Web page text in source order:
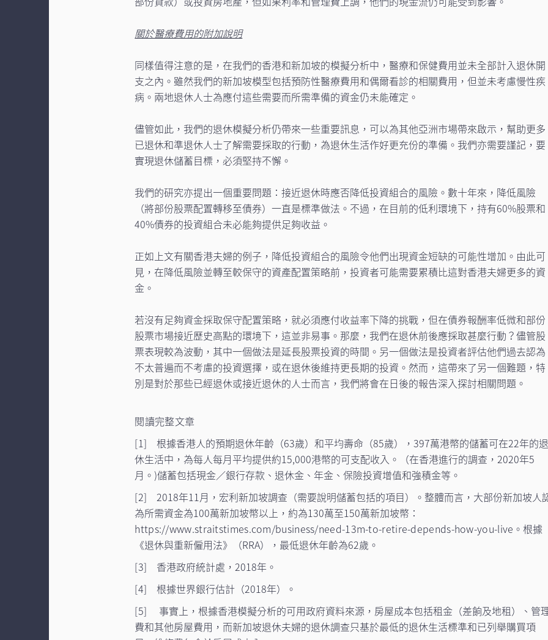
關於醫療費用的附加說明
同樣值得注意的是，在我們的香港和新加坡的模擬分析中，醫療和保健費用並未全部計入退休開
支之內。雖然我們的新加坡模型包括預防性醫療費用和偶爾看診的相關費用，但並未考慮慢性疾
病。兩地退休人士為應付這些需要而所需準備的資金仍未能確定。
儘管如此，我們的退休模擬分析仍帶來一些重要訊息，可以為其他亞洲市場帶來啟示，幫助更多
已退休和準退休人士了解需要採取的行動，為退休生活作好更充份的準備。我們亦需要謹記，要
實現退休儲蓄目標，必須堅持不懈。
我們的研究亦提出一個重要問題：接近退休時應否降低投資組合的風險。數十年來，降低風險
（將部份股票配置轉移至債券）一直是標準做法。不過，在目前的低利環境下，持有60%股票和
40%債券的投資組合未必能夠提供足夠收益。
正如上文有關香港夫婦的例子，降低投資組合的風險令他們出現資金短缺的可能性增加。由此可
見，在降低風險並轉至較保守的資產配置策略前，投資者可能需要累積比這對香港夫婦更多的資
金。
若沒有足夠資金採取保守配置策略，就必須應付收益率下降的挑戰，但在債券報酬率低微和部份
股票市場接近歷史高點的環境下，這並非易事。那麼，我們在退休前後應採取甚麼行動？儘管股
票表現較為波動，其中一個做法是延長股票投資的時間。另一個做法是投資者評估他們過去認為
不太普遍而不考慮的投資選擇，或在退休後維持更長期的投資。然而，這帶來了另一個難題，特
別是對於那些已經退休或接近退休的人士而言，我們將會在日後的報告深入探討相關問題。
閱讀完整文章
[1] 根據香港人的預期退休年齡（63歲）和平均壽命（85歲），397萬港幣的儲蓄可在22年的
休生活中，為每人每月平均提供約15,000港幣的可支配收入。（在香港進行的調查，2020年5
月。)儲蓄包括現金／銀行存款、退休金、年金、保險投資增值和強積金等。
[2] 2018年11月，宏利新加坡調查（需要說明儲蓄包括的項目）。整體而言，大部份新加坡人
為所需資金為100萬新加坡幣以上，約為130萬至150萬新加坡幣：
https://www.straitstimes.com/business/need-13m-to-retire-depends-how-you-live 。根據
《退休與重新僱用法》（RRA），最低退休年齡為62歲。
[3] 香港政府統計處，2018年。
[4] 根據世界銀行估計（2018年）。
[5] 事實上，根據香港模擬分析的可用政府資料來源，房屋成本包括租金（差餉及地租）、管
費和其他房屋費用，而新加坡退休夫婦的退休調查只基於最低的退休生活標準和已列舉購買項